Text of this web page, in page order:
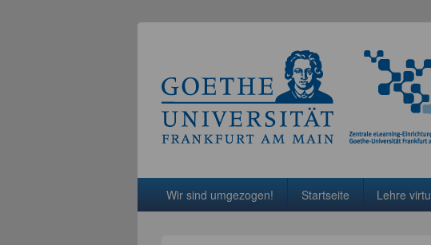
HauptmenüWeiter zum Hauptinhalt
Weiter zum Sekundärinhalt
Wir sind umgezogen! Startseite Lehre